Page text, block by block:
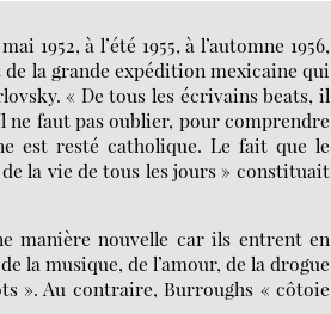
1952, à l’été 1955, à l’automne 1956,
la grande expédition mexicaine qui
« De tous les écrivains beats, il
ne faut pas oublier, pour comprendre
est resté catholique. Le fait que le
la vie de tous les jours » constituait
manière nouvelle car ils entrent en
la musique, de l’amour, de la drogue
». Au contraire, Burroughs « côtoie